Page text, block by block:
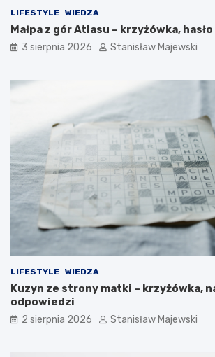
LIFESTYLE WIEDZA
Małpa z gór Atlasu – krzyżówka,
3 sierpnia 2026 Stanisław Majewski
LIFESTYLE WIEDZA
Kuzyn ze strony matki – krzyżówka,
odpowiedzi
2 sierpnia 2026 Stanisław Majewski